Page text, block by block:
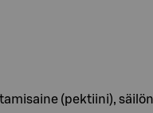
(pektiini),